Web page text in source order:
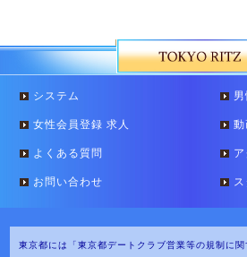
システム
女性会員登録 求人
よくある質問
お問い合わせ
東京都には「東京都デートクラブ営業等の規制に関